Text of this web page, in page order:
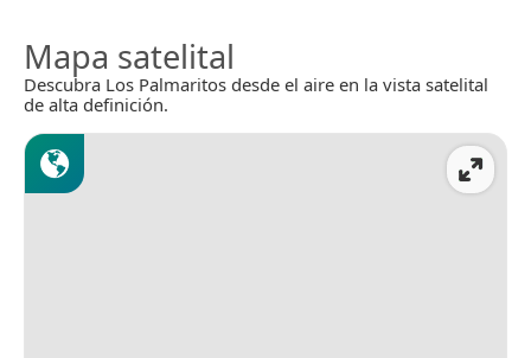
Mapa satelital
Descubra Los Palmaritos desde el aire en la vista satelital
de alta definición.